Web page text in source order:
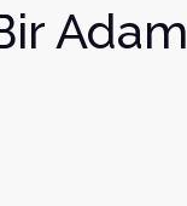
Adam